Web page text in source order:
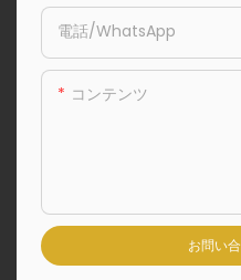
電話/WhatsApp
コンテンツ
お問い